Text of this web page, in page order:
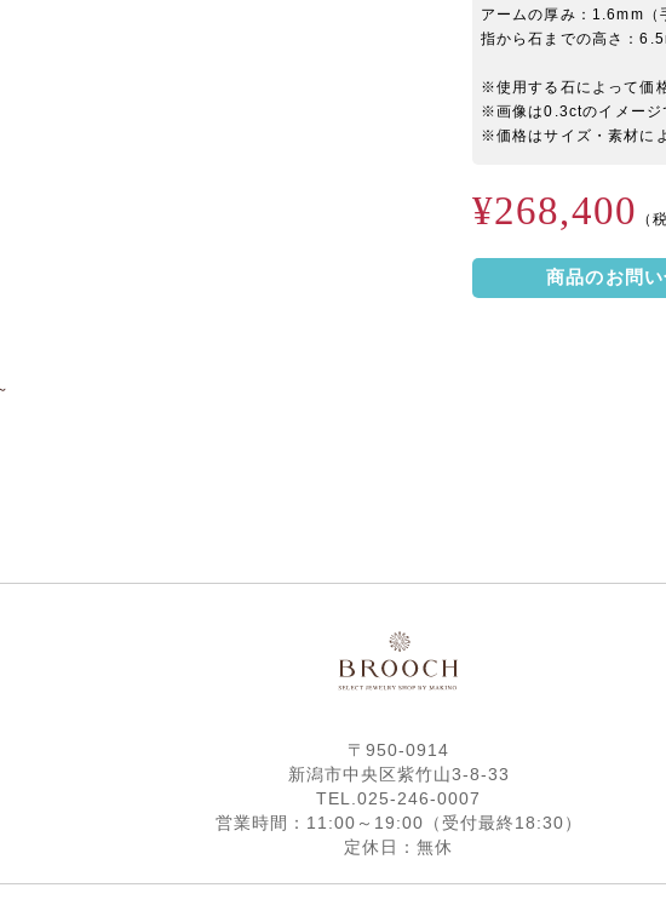
アームの厚み：1.6mm（
指から石までの高さ：
※使用する石によって価
※画像は0.3ctのイメージ
※価格はサイズ・素材に
¥268,400 （
商品のお問
〒950-0914
新潟市中央区紫竹山3-8-33
TEL.025-246-0007
営業時間：11:00～19:00（受付最終18:30）
定休日：無休